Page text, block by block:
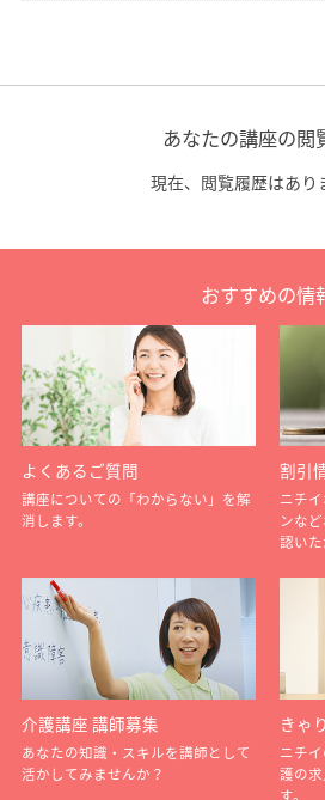
あなたの講座の閲
現在、閲覧履歴はあり
おすすめの情
よくあるご質問
講座についての「わからない」を解
消します。
割引
ニチ
ンな
認いた
介護講座 講師募集
あなたの知識・スキルを講師として
活かしてみませんか？
きゃ
ニチ
護の
す。